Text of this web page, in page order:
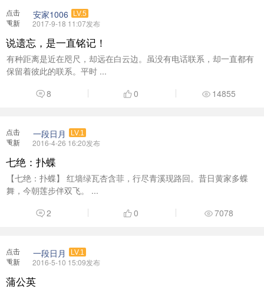
点击
重新
安家1006 LV.5
2017-9-18 11:07发布
说遗忘，是一直铭记！
有种距离是近在咫尺，却远在白云边。虽没有电话联系，却一直都有
保留着彼此的联系。平时 ...
8
0 14855
点击
重新
一段日月 LV.1
2016-4-26 16:20发布
七绝：扑蝶
【七绝：扑蝶】 红墙绿瓦杏含菲，行尽青溪现路回。昔日黄家多蝶
舞，今朝莲步伴双飞。 ...
2
0 7078
点击
重新
一段日月 LV.1
2016-5-10 15:09发布
蒲公英